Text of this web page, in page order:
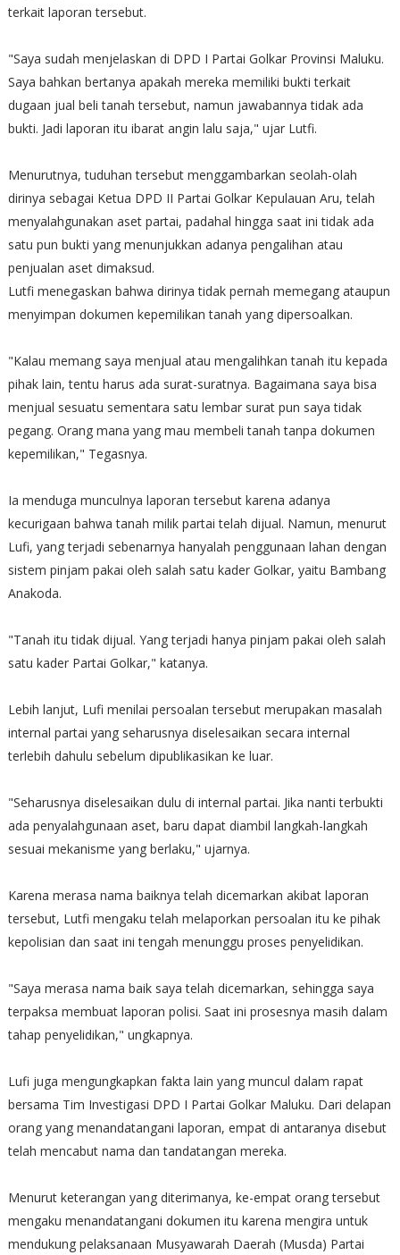
terkait laporan tersebut.
"Saya sudah menjelaskan di DPD I Partai Golkar Provinsi Maluku.
Saya bahkan bertanya apakah mereka memiliki bukti terkait
dugaan jual beli tanah tersebut, namun jawabannya tidak ada
bukti. Jadi laporan itu ibarat angin lalu saja," ujar Lutfi.
Menurutnya, tuduhan tersebut menggambarkan seolah-olah
dirinya sebagai Ketua DPD II Partai Golkar Kepulauan Aru, telah
menyalahgunakan aset partai, padahal hingga saat ini tidak ada
satu pun bukti yang menunjukkan adanya pengalihan atau
penjualan aset dimaksud.
Lutfi menegaskan bahwa dirinya tidak pernah memegang ataupun
menyimpan dokumen kepemilikan tanah yang dipersoalkan.
"Kalau memang saya menjual atau mengalihkan tanah itu kepada
pihak lain, tentu harus ada surat-suratnya. Bagaimana saya bisa
menjual sesuatu sementara satu lembar surat pun saya tidak
pegang. Orang mana yang mau membeli tanah tanpa dokumen
kepemilikan," Tegasnya.
Ia menduga munculnya laporan tersebut karena adanya
kecurigaan bahwa tanah milik partai telah dijual. Namun, menurut
Lufi, yang terjadi sebenarnya hanyalah penggunaan lahan dengan
sistem pinjam pakai oleh salah satu kader Golkar, yaitu Bambang
Anakoda.
"Tanah itu tidak dijual. Yang terjadi hanya pinjam pakai oleh salah
satu kader Partai Golkar," katanya.
Lebih lanjut, Lufi menilai persoalan tersebut merupakan masalah
internal partai yang seharusnya diselesaikan secara internal
terlebih dahulu sebelum dipublikasikan ke luar.
"Seharusnya diselesaikan dulu di internal partai. Jika nanti terbukti
ada penyalahgunaan aset, baru dapat diambil langkah-langkah
sesuai mekanisme yang berlaku," ujarnya.
Karena merasa nama baiknya telah dicemarkan akibat laporan
tersebut, Lutfi mengaku telah melaporkan persoalan itu ke pihak
kepolisian dan saat ini tengah menunggu proses penyelidikan.
"Saya merasa nama baik saya telah dicemarkan, sehingga saya
terpaksa membuat laporan polisi. Saat ini prosesnya masih dalam
tahap penyelidikan," ungkapnya.
Lufi juga mengungkapkan fakta lain yang muncul dalam rapat
bersama Tim Investigasi DPD I Partai Golkar Maluku. Dari delapan
orang yang menandatangani laporan, empat di antaranya disebut
telah mencabut nama dan tandatangan mereka.
Menurut keterangan yang diterimanya, ke-empat orang tersebut
mengaku menandatangani dokumen itu karena mengira untuk
mendukung pelaksanaan Musyawarah Daerah (Musda) Partai